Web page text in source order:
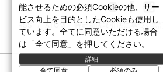
RSS / ATOM 特定商法取引法に基づく表記
Copyright © 2007-2026 STORE15NOV.
能させるための必須Cookieの他、サー
ビス向上を目的としたCookieも使用し
ています。全てに同意いただける場合
は「全て同意」を押してください。
詳細